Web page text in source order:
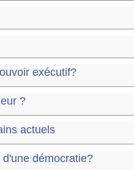
exécutif?
?
actuels
démocratie?